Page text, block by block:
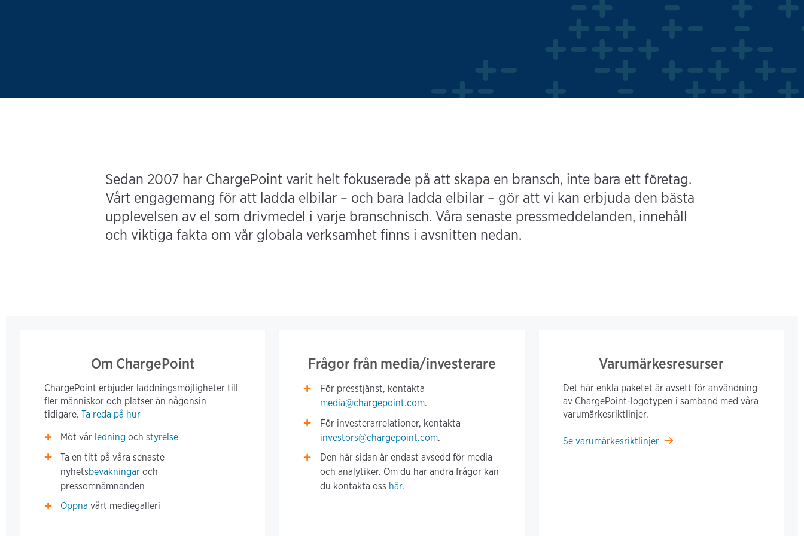
Sedan 2007 har ChargePoint varit helt fokuserade på att skapa en bransch, inte bara ett företag.
Vårt engagemang för att ladda elbilar – och bara ladda elbilar – gör att vi kan erbjuda den bästa
upplevelsen av el som drivmedel i varje branschnisch. Våra senaste pressmeddelanden, innehåll
och viktiga fakta om vår globala verksamhet finns i avsnitten nedan.
Om ChargePoint
ChargePoint erbjuder laddningsmöjligheter till
fler människor och platser än någonsin
tidigare. Ta reda på hur
Möt vår ledning ochstyrelse
Ta en titt på våra senaste
nyhetsbevakningar och
pressomnämnanden
Öppna vårt mediegalleri
Frågor från media/investerare
För presstjänst, kontakta
media@chargepoint.com.
För investerarrelationer, kontakta
investors@chargepoint.com.
Den här sidan är endast avsedd för media
och analytiker. Om du har andra frågor kan
du kontakta oss här.
Varumärkesresurser
Det här enkla paketet är avsett för användning
av ChargePoint-logotypen i samband med våra
varumärkesriktlinjer.
Se varumärkesriktlinjer